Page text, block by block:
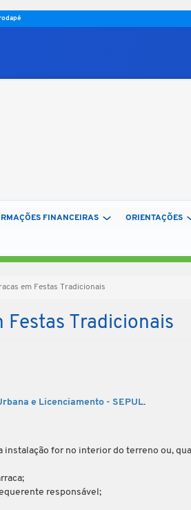
FINANCEIRAS ORIENTAÇÕES
em Festas Tradicionais
Festas Tradicionais
e Licenciamento - SEPUL.
for no interior do terreno ou,
responsável;